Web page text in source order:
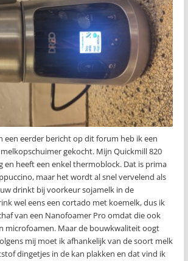
een eerder bericht op dit forum heb ik een
gekocht. Mijn Quickmill 820
en heeft een enkel thermoblock. Dat is prima
maar het wordt al snel vervelend als
drinkt bij voorkeur sojamelk in de
wel eens een cortado met koemelk, dus ik
van een Nanofoamer Pro omdat die ook
microfoamen. Maar de bouwkwaliteit oogt
mij moet ik afhankelijk van de soort melk
dingetjes in de kan plakken en dat vind ik